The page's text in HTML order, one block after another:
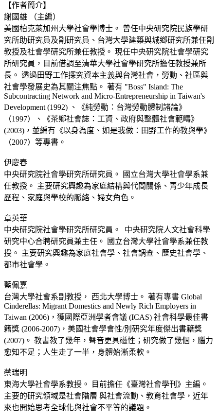
【作者簡介】
謝國雄 （主編）
美國柏克萊加州大學社會學博士。 曾任中央研究院民族學研
究所助研究員及副研究員、台灣大學建築與城鄉研究所兼任副
教授及社會學研究所兼任教授。 現任中央研究院社會學研究
所研究員，目前借調至清華大學社會學研究所擔任教授兼所
長。 透過田野工作探究資本主義與台灣社會，勞動、社區與
社會學發展史為其關注焦點。 著有 "Boss" Island: The
Subcontracting Network and Micro-Entrepreneurship in Taiwan's
Development (1992) 、《純勞動：台灣勞動體制諸論》
（1997）、《茶鄉社會誌：工資、政府與整體社會範疇》
(2003)，並編有《以身為度、如是我做：田野工作的教與學》
（2007）等專書。
伊慶春
中央研究院社會學研究所研究員。 國立台灣大學社會學系兼
任教授。 主要研究興趣為家庭結構與代間關係、青少年成長
歷程、家庭與學校的脈絡、婦女角色。
章英華
中央研究院社會學研究所研究員。 中央研究院人文社會科學
研究中心合聘研究員兼主任。 國立台灣大學社會學系兼任教
授。 主要研究興趣為家庭社會學、社會調查、歷史社會學、
都市社會學。
藍佩嘉
台灣大學社會系副教授， 西北大學博士。 著有專書 Global
Cinderellas: Migrant Domestics and Newly Rich Employers in
Taiwan (2006)，獲國際亞洲學者會議 (ICAS) 社會科學最佳書
籍獎 (2006-2007)，美國社會學會性/別研究年度傑出書籍獎
(2007)。 教書教了幾年，聲音更具磁性；研究做了幾個，腦力
愈知不足；人生走了一半，身體始漸柔軟。
蔡瑞明
東海大學社會學系教授。 目前擔任《臺灣社會學刊》主編。
主要的研究領域是社會階層 與社會流動、教育社會學，近年
來也開始思考全球化與社會不平等的議題。